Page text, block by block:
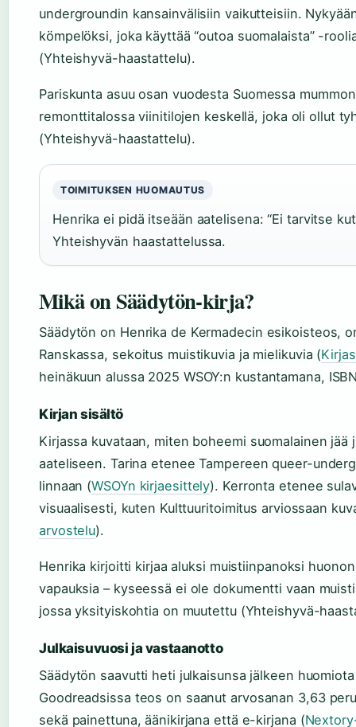
undergroundin kansainvälisiin vaikutteisiin.
kömpelöksi, joka käyttää “outoa suomalaista” -
(Yhteishyvä-haastattelu).
Pariskunta asuu osan vuodesta Suomessa
remonttitalossa viinitilojen keskellä, joka oli ollut
(Yhteishyvä-haastattelu).
TOIMITUKSEN HUOMAUTUS
Henrika ei pidä itseään aatelisena: “Ei tarvitse
Yhteishyvän haastattelussa.
Mikä on Säädytön-kirja?
Säädytön on Henrika de Kermadecin esikoisteos,
Ranskassa, sekoitus muistikuvia ja mielikuvia (
heinäkuun alussa 2025 WSOY:n kustantamana,
Kirjan sisältö
Kirjassa kuvataan, miten boheemi suomalainen
aateliseen. Tarina etenee Tampereen queer-
linnaan (WSOYn kirjaesittely). Kerronta etenee
visuaalisesti, kuten Kulttuuritoimitus arviossaan
arvostelu).
Henrika kirjoitti kirjaa aluksi muistiinpanoksi
vapauksia – kyseessä ei ole dokumentti vaan
jossa yksityiskohtia on muutettu (Yhteishyvä-
Julkaisuvuosi ja vastaanotto
Säädytön saavutti heti julkaisunsa jälkeen
Goodreadsissa teos on saanut arvosanan 3,63
sekä painettuna, äänikirjana että e-kirjana (